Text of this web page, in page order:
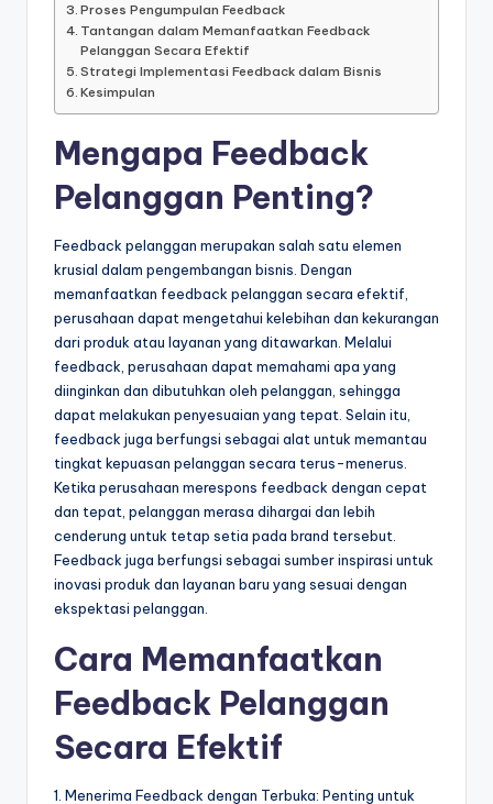
Proses Pengumpulan Feedback
Tantangan dalam Memanfaatkan Feedback
Pelanggan Secara Efektif
Strategi Implementasi Feedback dalam Bisnis
Kesimpulan
Mengapa Feedback
Pelanggan Penting?
Feedback pelanggan merupakan salah satu elemen
krusial dalam pengembangan bisnis. Dengan
memanfaatkan feedback pelanggan secara efektif,
perusahaan dapat mengetahui kelebihan dan kekurangan
dari produk atau layanan yang ditawarkan. Melalui
feedback, perusahaan dapat memahami apa yang
diinginkan dan dibutuhkan oleh pelanggan, sehingga
dapat melakukan penyesuaian yang tepat. Selain itu,
feedback juga berfungsi sebagai alat untuk memantau
tingkat kepuasan pelanggan secara terus-menerus.
Ketika perusahaan merespons feedback dengan cepat
dan tepat, pelanggan merasa dihargai dan lebih
cenderung untuk tetap setia pada brand tersebut.
Feedback juga berfungsi sebagai sumber inspirasi untuk
inovasi produk dan layanan baru yang sesuai dengan
ekspektasi pelanggan.
Cara Memanfaatkan
Feedback Pelanggan
Secara Efektif
1. Menerima Feedback dengan Terbuka: Penting untuk